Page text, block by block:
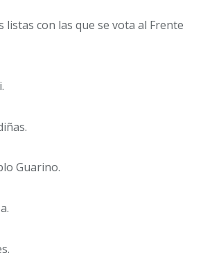
listas con las que se vota al Frente
Guarino.